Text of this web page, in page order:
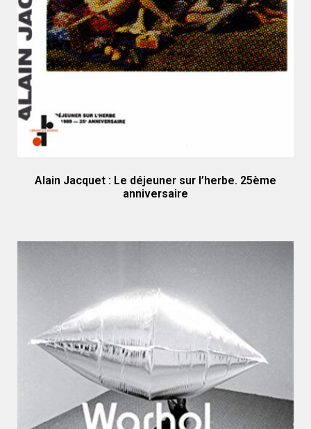
Alain Jacquet : Le déjeuner sur l’herbe. 25ème
anniversaire